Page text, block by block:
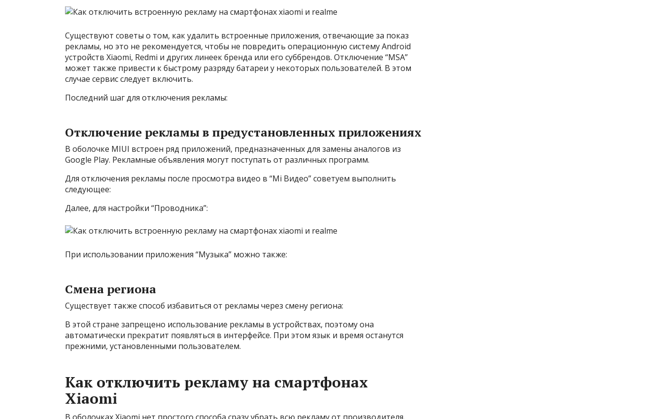
Существуют советы о том, как удалить встроенные приложения, отвечающие за показ
рекламы, но это не рекомендуется, чтобы не повредить операционную систему Android
устройств Xiaomi, Redmi и других линеек бренда или его суббрендов. Отключение “MSA”
может также привести к быстрому разряду батареи у некоторых пользователей. В этом
случае сервис следует включить.
Последний шаг для отключения рекламы:
Отключение рекламы в предустановленных приложениях
В оболочке MIUI встроен ряд приложений, предназначенных для замены аналогов из
Google Play. Рекламные объявления могут поступать от различных программ.
Для отключения рекламы после просмотра видео в “Mi Видео” советуем выполнить
следующее:
Далее, для настройки “Проводника”:
При использовании приложения “Музыка” можно также:
Смена региона
Существует также способ избавиться от рекламы через смену региона:
В этой стране запрещено использование рекламы в устройствах, поэтому она
автоматически прекратит появляться в интерфейсе. При этом язык и время останутся
прежними, установленными пользователем.
Как отключить рекламу на смартфонах
Xiaomi